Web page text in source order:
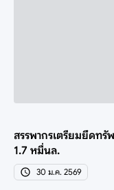
สรรพากรเตรียมยึดท
1.7 หมื่นล.
30 ม.ค. 2569